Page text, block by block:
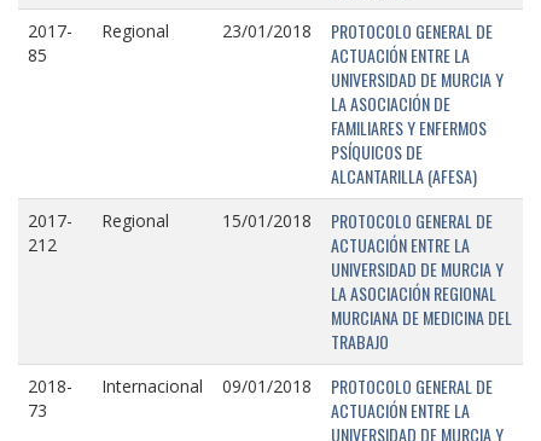
2017-
85
Regional 23/01/2018
PROTOCOLO GENERAL DE
ACTUACIÓN ENTRE LA
UNIVERSIDAD DE MURCIA Y
LA ASOCIACIÓN DE
FAMILIARES Y ENFERMOS
PSÍQUICOS DE
ALCANTARILLA (AFESA)
2017-
212
Regional 15/01/2018
PROTOCOLO GENERAL DE
ACTUACIÓN ENTRE LA
UNIVERSIDAD DE MURCIA Y
LA ASOCIACIÓN REGIONAL
MURCIANA DE MEDICINA DEL
TRABAJO
2018-
73
Internacional 09/01/2018
PROTOCOLO GENERAL DE
ACTUACIÓN ENTRE LA
UNIVERSIDAD DE MURCIA Y